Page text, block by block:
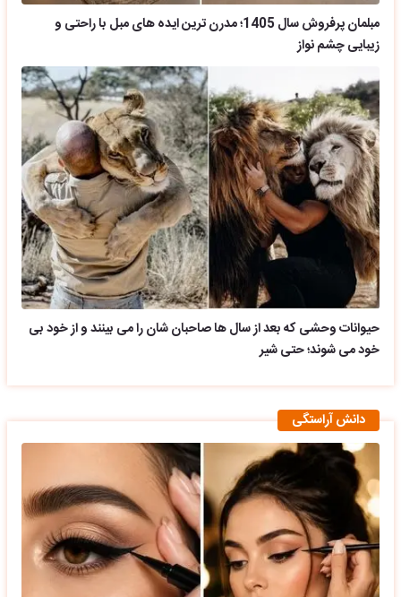
مبلمان پرفروش سال 1405؛ مدرن ترین ایده های مبل با راحتی و
زیبایی چشم نواز
حیوانات وحشی که بعد از سال ها صاحبان شان را می بینند و از خود بی
خود می شوند؛ حتی شیر
دانش آراستگی